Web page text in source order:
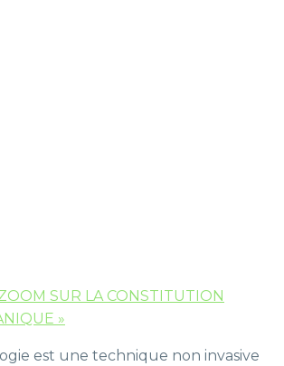
SUR LA CONSTITUTION
»
est une technique non invasive